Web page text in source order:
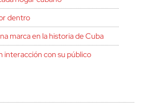
dentro
marca en la historia de Cuba
interacción con su público